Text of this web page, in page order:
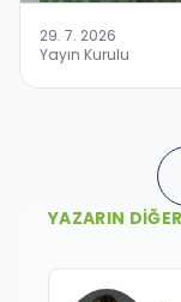
29. 7. 2026
Yayın Kurulu
YAZARIN